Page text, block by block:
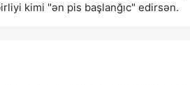
kimi "ən pis başlanğıc" edirsən.